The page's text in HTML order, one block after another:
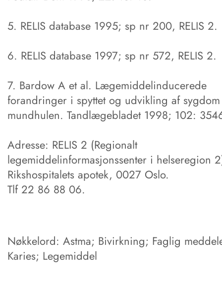
5. RELIS database 1995; sp nr 200, RELIS 2.
6. RELIS database 1997; sp nr 572, RELIS 2.
7. Bardow A et al. Lægemiddelinducerede
forandringer i spyttet og udvikling af
mundhulen. Tandlægebladet 1998; 102:
Adresse: RELIS 2 (Regionalt
legemiddelinformasjonssenter i helseregion
Rikshospitalets apotek, 0027 Oslo.
Tlf 22 86 88 06.
Nøkkelord: Astma; Bivirkning; Faglig
Karies; Legemiddel